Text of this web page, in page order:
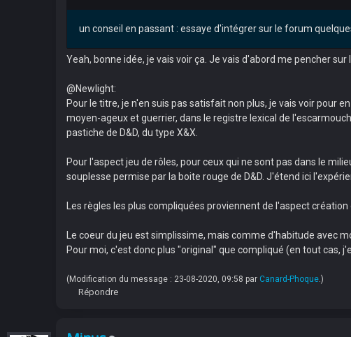
un conseil en passant : essaye d'intégrer sur le forum
Yeah, bonne idée, je vais voir ça. Je vais d'abord me pencher
@Newlight:
Pour le titre, je n'en suis pas satisfait non plus, je vais voir pour
moyen-ageux et guerrier, dans le registre lexical de
pastiche de D&D, du type X&X.
Pour l'aspect jeu de rôles, pour ceux qui ne sont pas dans le
souplesse permise par la boite rouge de D&D. J'étend ici
Les règles les plus compliquées proviennent de l'aspect
Le coeur du jeu est simplissime, mais comme d'habitude avec
Pour moi, c'est donc plus "original" que compliqué (en tout cas,
(Modification du message : 23-08-2020, 09:58 par Canard-Phoque.)
Répondre